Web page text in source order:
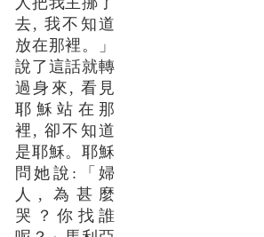
去, 我不知道
放在那裡。」
說了這話就轉
過身來, 看見
耶穌站在那
裡, 卻不知道
是耶穌。耶穌
問她說:「婦
人, 為甚麼
哭？你找誰